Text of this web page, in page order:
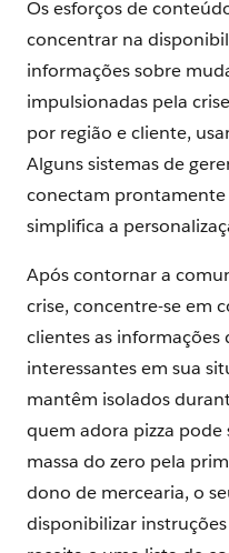
Os esforços de
concentrar na
informações sobre
impulsionadas pela
por região e cliente,
Alguns sistemas de
conectam prontamente
simplifica a
Após contornar a
crise, concentre-se em
clientes as informações
interessantes em sua
mantêm isolados
quem adora pizza pode
massa do zero pela
dono de mercearia, o
disponibilizar